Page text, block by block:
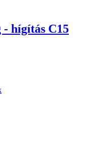
hígítás C15